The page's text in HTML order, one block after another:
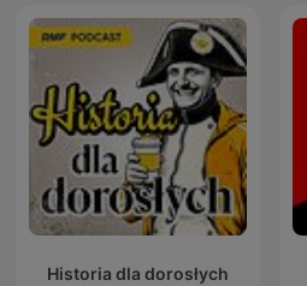
Historia dla dorosłych